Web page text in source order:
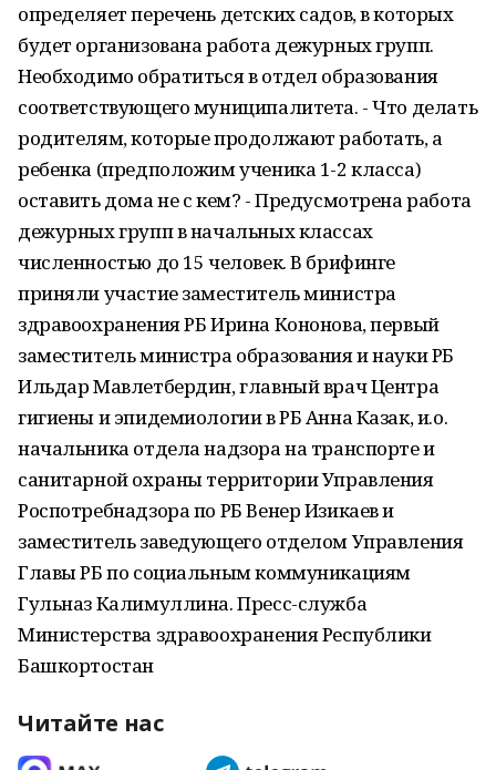
определяет перечень детских садов, в которых
будет организована работа дежурных групп.
Необходимо обратиться в отдел образования
соответствующего муниципалитета. - Что делать
родителям, которые продолжают работать, а
ребенка (предположим ученика 1-2 класса)
оставить дома не с кем? - Предусмотрена работа
дежурных групп в начальных классах
численностью до 15 человек. В брифинге
приняли участие заместитель министра
здравоохранения РБ Ирина Кононова, первый
заместитель министра образования и науки РБ
Ильдар Мавлетбердин, главный врач Центра
гигиены и эпидемиологии в РБ Анна Казак, и.о.
начальника отдела надзора на транспорте и
санитарной охраны территории Управления
Роспотребнадзора по РБ Венер Изикаев и
заместитель заведующего отделом Управления
Главы РБ по социальным коммуникациям
Гульназ Калимуллина. Пресс-служба
Министерства здравоохранения Республики
Башкортостан
Читайте нас